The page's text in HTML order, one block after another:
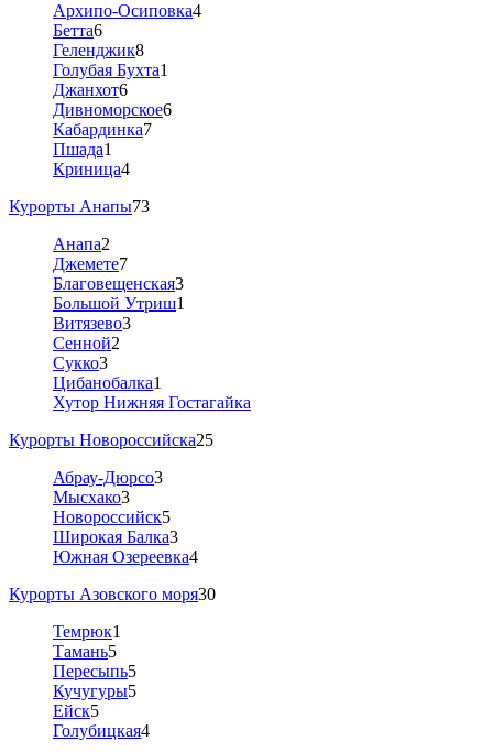
Архипо-Осиповка4
Бетта6
Геленджик8
Голубая Бухта1
Джанхот6
Дивноморское6
Кабардинка7
Пшада1
Криница4
Курорты Анапы73
Анапа2
Джемете7
Благовещенская3
Большой Утриш1
Витязево3
Сенной2
Сукко3
Цибанобалка1
Хутор Нижняя Гостагайка
Курорты Новороссийска25
Абрау-Дюрсо3
Мысхако3
Новороссийск5
Широкая Балка3
Южная Озереевка4
Курорты Азовского моря30
Темрюк1
Тамань5
Пересыпь5
Кучугуры5
Ейск5
Голубицкая4